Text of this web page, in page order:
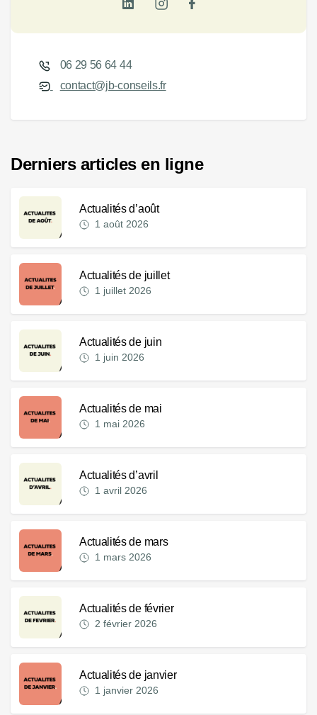
06 29 56 64 44
contact@jb-conseils.fr
Derniers articles en ligne
Actualités d’août
1 août 2026
Actualités de juillet
1 juillet 2026
Actualités de juin
1 juin 2026
Actualités de mai
1 mai 2026
Actualités d’avril
1 avril 2026
Actualités de mars
1 mars 2026
Actualités de février
2 février 2026
Actualités de janvier
1 janvier 2026